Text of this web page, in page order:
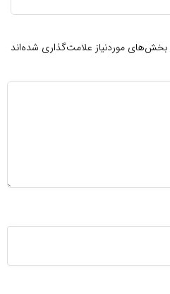
بخش‌های موردنیاز علامت‌گذاری شده‌اند